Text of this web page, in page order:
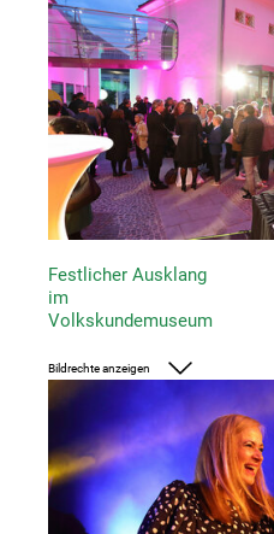
Festlicher Ausklang
im
Volkskundemuseum
Bildrechte anzeigen